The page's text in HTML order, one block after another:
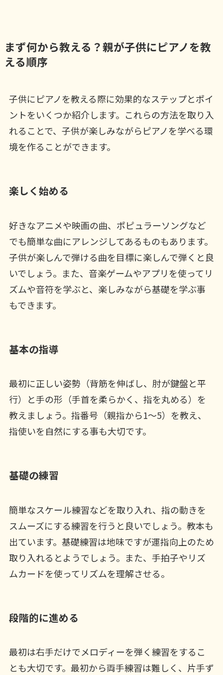
まず何から教える？親が子供にピアノを教
える順序
子供にピアノを教える際に効果的なステップとポイ
ントをいくつか紹介します。これらの方法を取り入
れることで、子供が楽しみながらピアノを学べる環
境を作ることができます。
楽しく始める
好きなアニメや映画の曲、ポピュラーソングなど
でも簡単な曲にアレンジしてあるものもあります。
子供が楽しんで弾ける曲を目標に楽しんで弾くと良
いでしょう。また、音楽ゲームやアプリを使ってリ
ズムや音符を学ぶと、楽しみながら基礎を学ぶ事
もできます。
基本の指導
最初に正しい姿勢（背筋を伸ばし、肘が鍵盤と平
行）と手の形（手首を柔らかく、指を丸める）を
教えましょう。指番号（親指から1～5）を教え、
指使いを自然にする事も大切です。
基礎の練習
簡単なスケール練習などを取り入れ、指の動きを
スムーズにする練習を行うと良いでしょう。教本も
出ています。基礎練習は地味ですが運指向上のため
取り入れるとようでしょう。また、手拍子やリズ
ムカードを使ってリズムを理解させる。
段階的に進める
最初は右手だけでメロディーを弾く練習をするこ
とも大切です。最初から両手練習は難しく、片手ず